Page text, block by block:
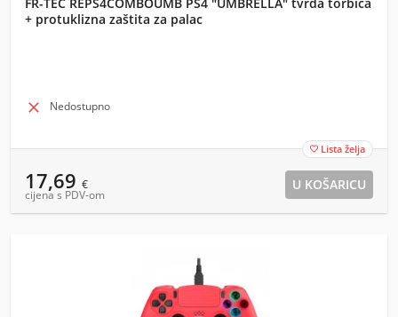
+ protuklizna zaštita za palac
 Nedostupno
 Lista želja
17,69 €
cijena s PDV-om